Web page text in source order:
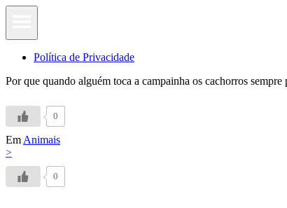
Política de Privacidade
Por que quando alguém toca a campainha os cachorros sempre
0
Em Animais
>
0